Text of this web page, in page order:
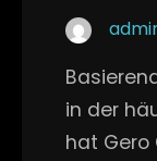
in der
hat Gero